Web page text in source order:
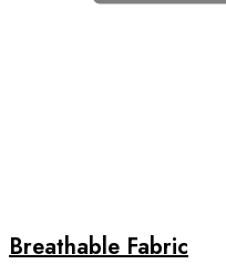
Breathable Fabric